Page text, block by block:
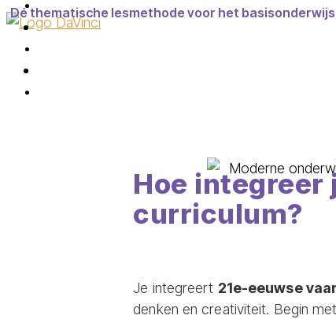
Dé thematische lesmethode voor het
Hoe integreer
curriculum?
Je integreert 21e-eeuwse
denken en creativiteit. Begin